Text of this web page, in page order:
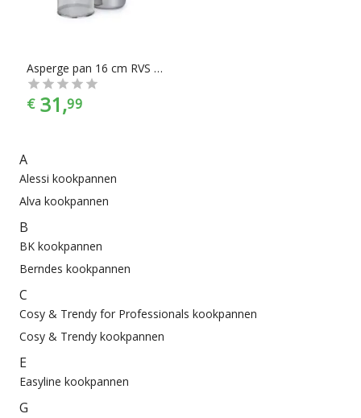
ieder is er wel wat wils. En met ook nog eens de juiste
Asperge pan 16 cm RVS met glazen deksel
€ 31,99
A
Alessi kookpannen
Alva kookpannen
B
BK kookpannen
Berndes kookpannen
C
Cosy & Trendy for Professionals kookpannen
Cosy & Trendy kookpannen
E
Easyline kookpannen
G